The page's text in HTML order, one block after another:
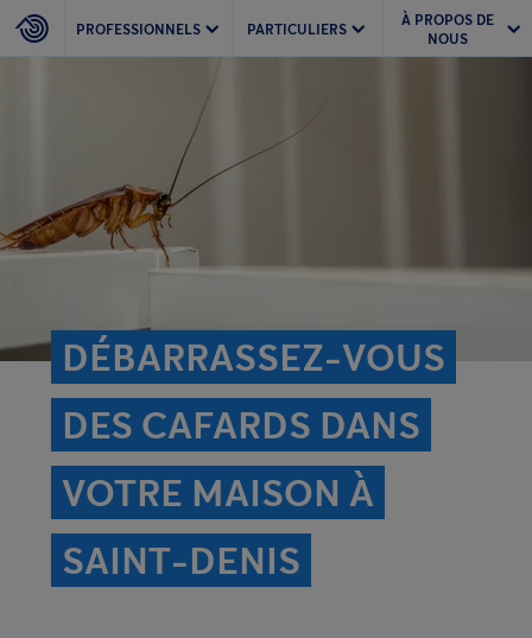
PROFESSIONNELS PARTICULIERS
À PROPOS DE
NOUS
DÉBARRASSEZ-VOUS
DES CAFARDS DANS
VOTRE MAISON À
SAINT-DENIS